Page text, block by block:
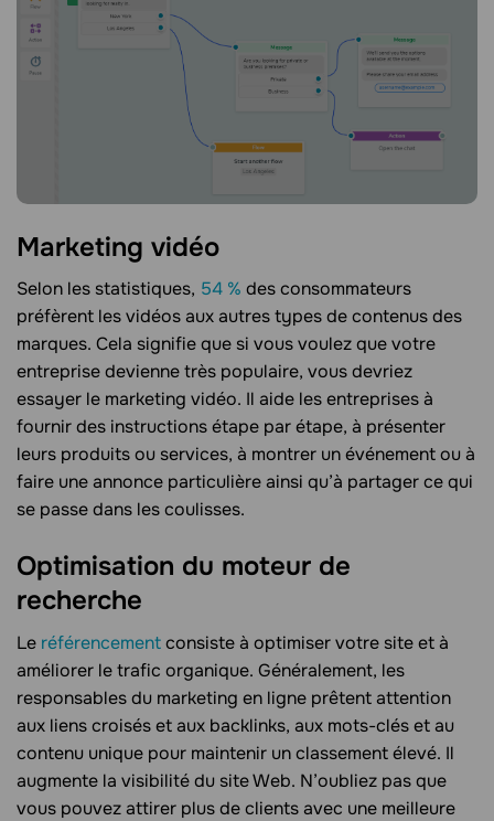
Marketing vidéo
Selon les statistiques, 54 % des consommateurs
préfèrent les vidéos aux autres types de contenus des
marques. Cela signifie que si vous voulez que votre
entreprise devienne très populaire, vous devriez
essayer le marketing vidéo. Il aide les entreprises à
fournir des instructions étape par étape, à présenter
leurs produits ou services, à montrer un événement ou à
faire une annonce particulière ainsi qu’à partager ce qui
se passe dans les coulisses.
Optimisation du moteur de
recherche
Le référencementconsiste à optimiser votre site et à
améliorer le trafic organique. Généralement, les
responsables du marketing en ligne prêtent attention
aux liens croisés et aux backlinks, aux mots-clés et au
contenu unique pour maintenir un classement élevé. Il
augmente la visibilité du site Web. N’oubliez pas que
vous pouvez attirer plus de clients avec une meilleure